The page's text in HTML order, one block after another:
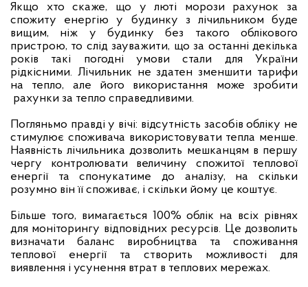
Якщо хто скаже, що у люті морози рахунок за
спожиту енергію у будинку з лічильником буде
вищим, ніж у будинку без такого облікового
пристрою, то слід зауважити, що за останні декілька
років такі погодні умови стали для України
рідкісними. Лічильник не здатен зменшити тарифи
на тепло, але його використання може зробити
рахунки за тепло справедливими.
Погляньмо правді у вічі: відсутність засобів обліку не
стимулює споживача використовувати тепла менше.
Наявність лічильника дозволить мешканцям в першу
чергу контролювати величину спожитої теплової
енергії та спонукатиме до аналізу, на скільки
розумно він її споживає, і скільки йому це коштує.
Більше того, вимагається 100% облік на всіх рівнях
для моніторингу відповідних ресурсів. Це дозволить
визначати баланс виробництва та споживання
теплової енергії та створить можливості для
виявлення і усунення втрат в теплових мережах.